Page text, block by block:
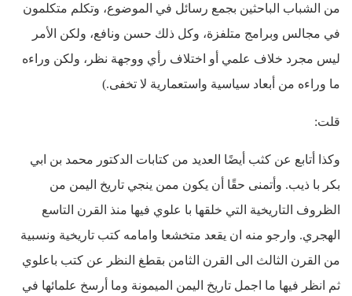
من الشباب الباحثين بجمع رسائل في الموضوع، وتكلم متكلمون
في مجالس وبرامج متلفزة، وكل ذلك حسن ونافع، ولكن الأمر
ليس مجرد خلاف علمي أو اختلاف رأي ووجهة نظر، ولكن وراءه
ما وراءه من أبعاد سياسية واستعمارية لا تخفى.)
قلت:
وكذا أتابع عن كثب أيضًا العديد من كتابات الدكتور محمد بن ابي
بكر با ذيب. وأتمنى حقًا أن يكون ممن ينجي تاريخ اليمن من
الظروف التاريخية التي خلقها با علوي فيها منذ القرن التاسع
الهجري. وارجو منه ان يقعد متخشعا وامامه كتب تاريخية ونسبية
من القرن الثالث الى القرن الثامن بقطغ النظر عن كتب باعلوي
ثم انظر فيها ما اجمل تاريخ اليمن الميمونة وما أرسخ علمائها في